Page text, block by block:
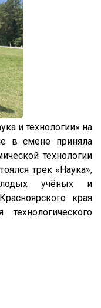
и технологии» на
в смене приняла
технологии
трек «Наука»,
учёных и
края